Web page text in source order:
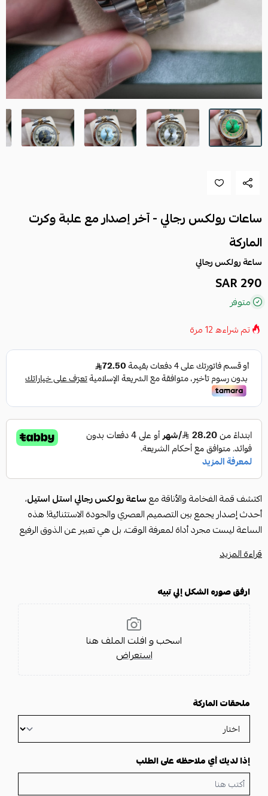
ساعات رولكس رجالي - آخر إصدار مع علبة وكرت
الماركة
ساعة رولكس رجالي
290 SAR
متوفر
تم شراءه12مرة
اكتشف قمة الفخامة والأناقة معساعة رولكس رجالي استل استيل،
أحدث إصدار يجمع بين التصميم العصري والجودة الاستثنائية! هذه
الساعة ليست مجرد أداة لمعرفة الوقت، بل هي تعبير عن الذوق الرفيع
نقدم لكساعات رولكس رجالي
براقاً لا يتغير. إنها الخيار الأمثل لمن يبحث عن فخامة
مميزات ساعة رولكس رجالي استل استيل (آخر إصدار):
تصميم يواكب أحدث صيحات الموضة في عالم الساعات
الفاخرة، ليمنحك مظهراً متجدداً وعصرياً.
خامة استل استيل:
اللامع والجذاب.
ملحقات الماركة الكاملة:
فاخرة، ومعها
كـــــرت الماركه 💎، لتقديم تجربة شراء متكاملة وفخمة تليق بك.
سواء كنت تبحث عنساعة رولكس رجالي
خاصة، أو كهدية فاخرة، فإن هذا الإصدار هو الخيار الأمثل الذي يجمع بين
قراءة المزيد
ارفق صوره الشكل إلي تبيه
اسحب و افلت الملف هنا
استعراض
ملحقات الماركة
إذا لديك أي ملاحظه على الطلب